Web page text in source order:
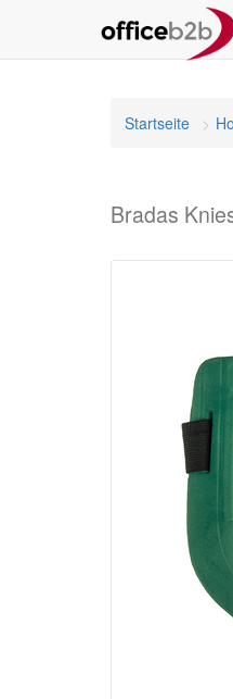
Startseite
Bradas